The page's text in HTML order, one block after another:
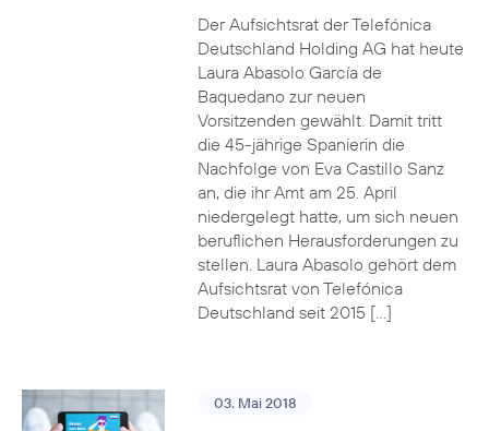
Der Aufsichtsrat der Telefónica
Deutschland Holding AG hat heute
Laura Abasolo García de
Baquedano zur neuen
Vorsitzenden gewählt. Damit tritt
die 45-jährige Spanierin die
Nachfolge von Eva Castillo Sanz
an, die ihr Amt am 25. April
niedergelegt hatte, um sich neuen
beruflichen Herausforderungen zu
stellen. Laura Abasolo gehört dem
Aufsichtsrat von Telefónica
Deutschland seit 2015 […]
03. Mai 2018